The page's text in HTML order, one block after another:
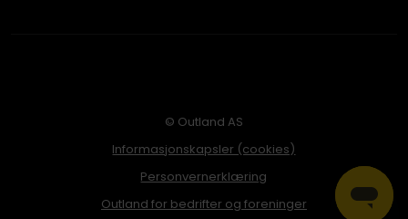
© Outland AS
Informasjonskapsler (cookies)
Personvernerklæring
Outland for bedrifter og foreninger